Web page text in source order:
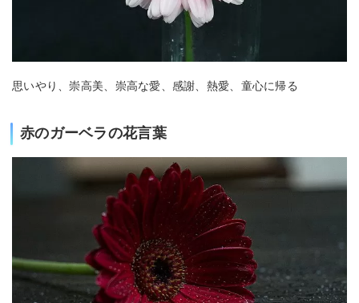
思いやり、崇高美、崇高な愛、感謝、熱愛、童心に帰る
赤のガーベラの花言葉